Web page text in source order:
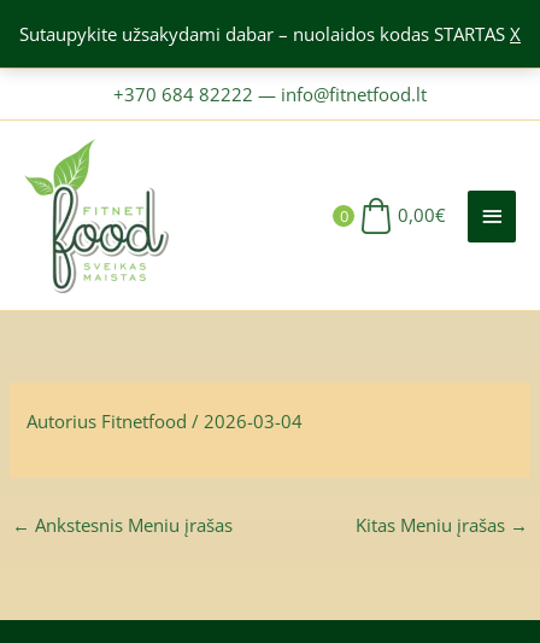
Sutaupykite užsakydami dabar – nuolaidos kodas STARTAS X
prie
+370 684 82222 — info@fitnetfood.lt
0 0,00€
Autorius Fitnetfood/ 2026-03-04
← Ankstesnis Meniu įrašas Kitas Meniu įrašas →